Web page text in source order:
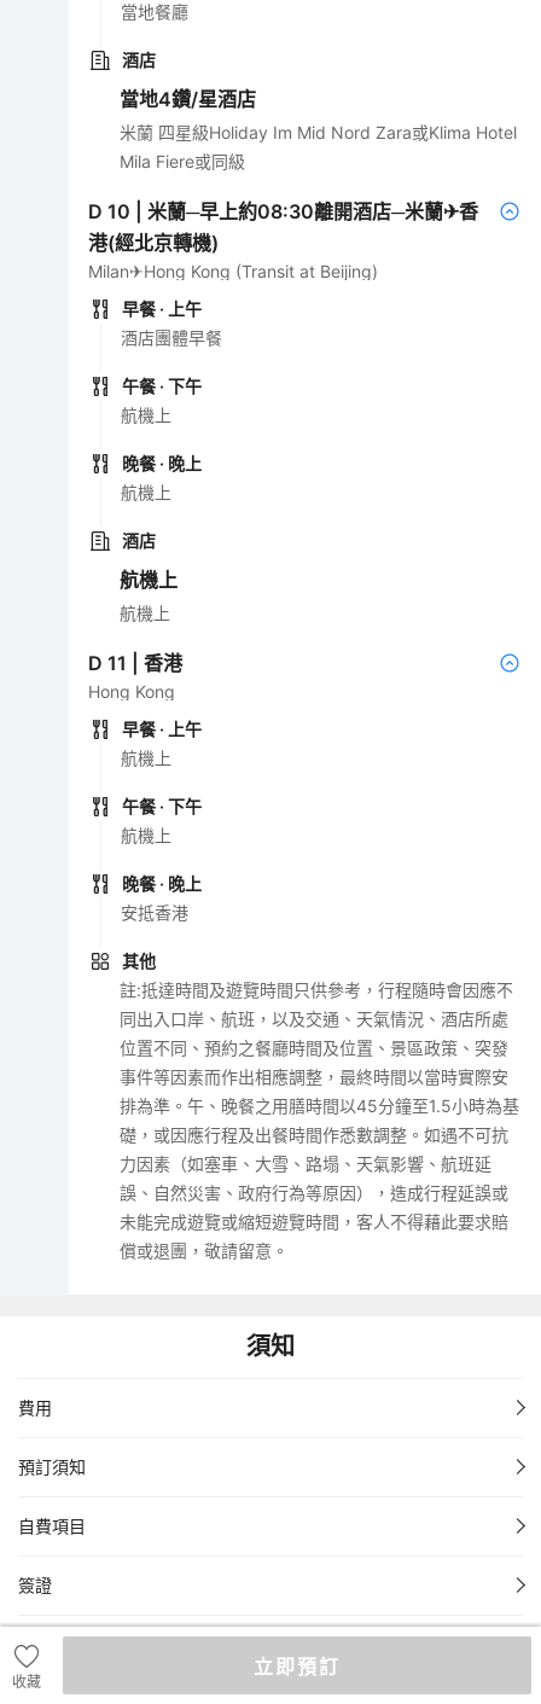
當地餐廳
酒店
當地4鑽/星酒店
米蘭 四星級Holiday Im Mid Nord Zara或Klima Hotel
Mila Fiere或同級
D10
米蘭─早上約08:30離開酒店─米蘭✈香
港(經北京轉機)
Milan✈Hong Kong (Transit at Beijing)
早餐 · 上午
酒店團體早餐
午餐 · 下午
航機上
晚餐 · 晚上
航機上
酒店
航機上
航機上
D11 |香港
Hong Kong
早餐 · 上午
航機上
午餐 · 下午
航機上
晚餐 · 晚上
安抵香港
其他
註:抵達時間及遊覽時間只供參考，行程隨時會因應不
同出入口岸、航班，以及交通、天氣情況、酒店所處
位置不同、預約之餐廳時間及位置、景區政策、突發
事件等因素而作出相應調整，最終時間以當時實際安
排為準。午、晚餐之用膳時間以45分鐘至1.5小時為基
礎，或因應行程及出餐時間作悉數調整。如遇不可抗
力因素（如塞車、大雪、路塌、天氣影響、航班延
誤、自然災害、政府行為等原因），造成行程延誤或
未能完成遊覽或縮短遊覽時間，客人不得藉此要求賠
償或退團，敬請留意。
須知
費用
預訂須知
自費項目
簽證
責任細則
收藏
立即預訂